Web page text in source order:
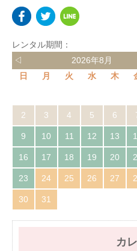
レンタル期間：
◁
2026年8月
日
月 火 水 木
2 3 4 5 6
9 10 11 12 13
16 17 18 19 20
23 24 25 26 27
30 31
カ